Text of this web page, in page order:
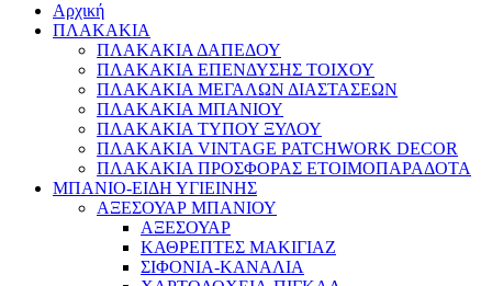
Αρχική
ΠΛΑΚΑΚΙΑ
ΠΛΑΚΑΚΙΑ ΔΑΠΕΔΟΥ
ΠΛΑΚΑΚΙΑ ΕΠΕΝΔΥΣΗΣ ΤΟΙΧΟΥ
ΠΛΑΚΑΚΙΑ ΜΕΓΑΛΩΝ ΔΙΑΣΤΑΣΕΩΝ
ΠΛΑΚΑΚΙΑ ΜΠΑΝΙΟΥ
ΠΛΑΚΑΚΙΑ ΤΥΠΟΥ ΞΥΛΟΥ
ΠΛΑΚΑΚΙΑ VINTAGE PATCHWORK DECOR
ΠΛΑΚΑΚΙΑ ΠΡΟΣΦΟΡΑΣ ΕΤΟΙΜΟΠΑΡΑΔΟΤΑ
ΜΠΑΝΙΟ-ΕΙΔΗ ΥΓΙΕΙΝΗΣ
ΑΞΕΣΟΥΑΡ ΜΠΑΝΙΟΥ
ΑΞΕΣΟΥΑΡ
ΚΑΘΡΕΠΤΕΣ ΜΑΚΙΓΙΑΖ
ΣΙΦΟΝΙΑ-ΚΑΝΑΛΙΑ